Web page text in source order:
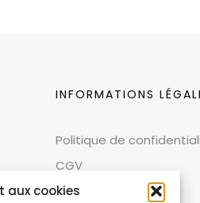
aux cookies
INFORMATIONS
Politique de
CGV
CGU